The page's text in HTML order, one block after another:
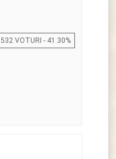
532 VOTURI - 41.30%